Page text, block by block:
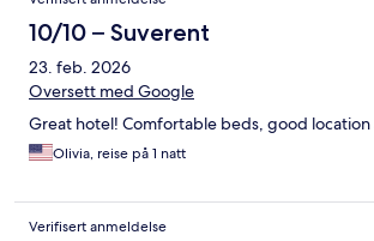
10/10 – Suverent
23. feb. 2026
Oversett med Google
Great hotel! Comfortable beds, good
Olivia, reise på 1 natt
Verifisert anmeldelse